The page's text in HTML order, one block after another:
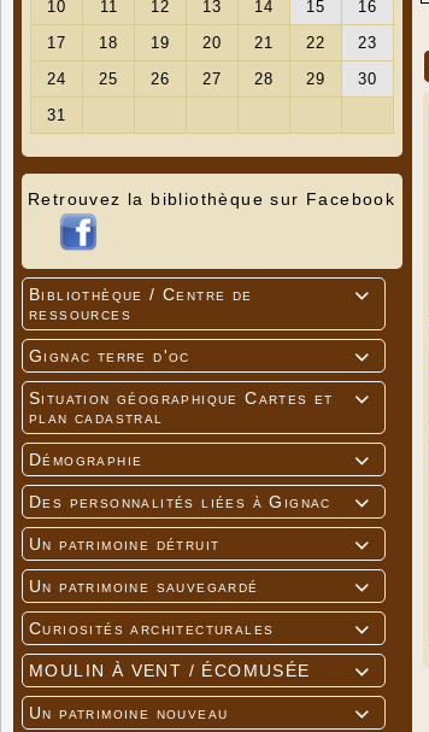
Retrouvez la bibliothèque sur Facebook

Bibliothèque / Centre de
ressources

Gignac terre d'oc

Situation géographique Cartes et
plan cadastral

Démographie

Des personnalités liées à Gignac

Un patrimoine détruit

Un patrimoine sauvegardé

Curiosités architecturales

MOULIN À VENT / ÉCOMUSÉE

Un patrimoine nouveau